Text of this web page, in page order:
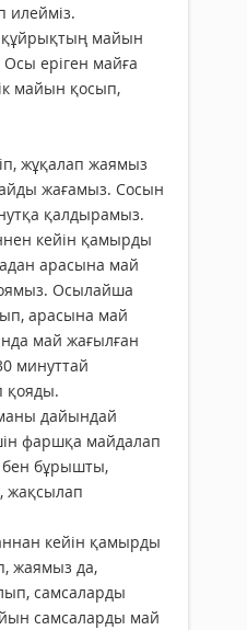
илейміз.
құйрықтың майын
еріген майға
майын қосып,
жұқалап жаямыз
жағамыз. Сосын
қалдырамыз.
кейін қамырды
арасына май
Осылайша
арасына май
май жағылған
минуттай
қояды.
дайындай
фаршқа майдалап
бен бұрышты,
жақсылап
кейін қамырды
жаямыз да,
самсаларды
самсаларды май